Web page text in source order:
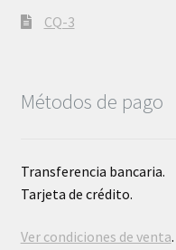
CQ-3
Métodos de pago
Transferencia bancaria.
Tarjeta de crédito.
Ver condiciones de venta.